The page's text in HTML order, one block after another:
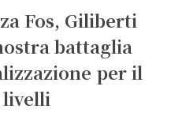
Fos, Giliberti
battaglia
per il